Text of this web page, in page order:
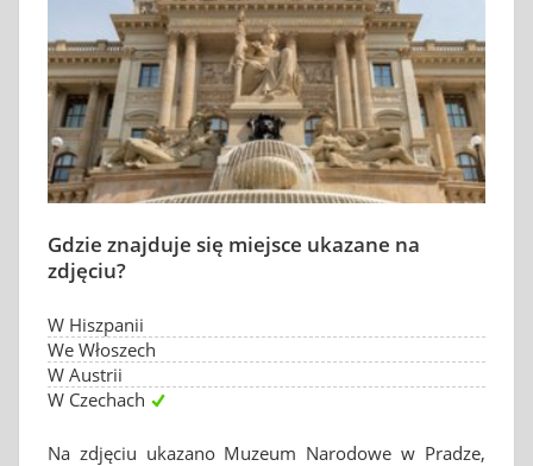
Gdzie znajduje się miejsce ukazane na
zdjęciu?
W Hiszpanii
We Włoszech
W Austrii
W Czechach
Na zdjęciu ukazano Muzeum Narodowe w Pradze,